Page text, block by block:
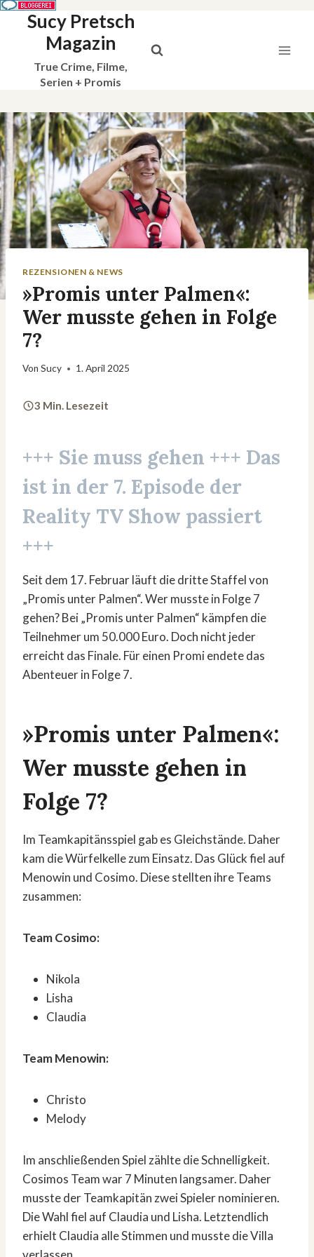
Sucy Pretsch
Magazin
True Crime, Filme,
Serien + Promis
REZENSIONEN & NEWS
»Promis unter Palmen«:
Wer musste gehen in Folge
7?
Von Sucy 1. April 2025
3 Min. Lesezeit
+++ Sie muss gehen +++ Das
ist in der 7. Episode der
Reality TV Show passiert
+++
Seit dem 17. Februar läuft die dritte Staffel von
„Promis unter Palmen“. Wer musste in Folge 7
gehen? Bei „Promis unter Palmen“ kämpfen die
Teilnehmer um 50.000 Euro. Doch nicht jeder
erreicht das Finale. Für einen Promi endete das
Abenteuer in Folge 7.
»Promis unter Palmen«:
Wer musste gehen in
Folge 7?
Im Teamkapitänsspiel gab es Gleichstände. Daher
kam die Würfelkelle zum Einsatz. Das Glück fiel auf
Menowin und Cosimo. Diese stellten ihre Teams
zusammen:
Team Cosimo:
Nikola
Lisha
Claudia
Team Menowin:
Christo
Melody
Im anschließenden Spiel zählte die Schnelligkeit.
Cosimos Team war 7 Minuten langsamer. Daher
musste der Teamkapitän zwei Spieler nominieren.
Die Wahl fiel auf Claudia und Lisha. Letztendlich
erhielt Claudia alle Stimmen und musste die Villa